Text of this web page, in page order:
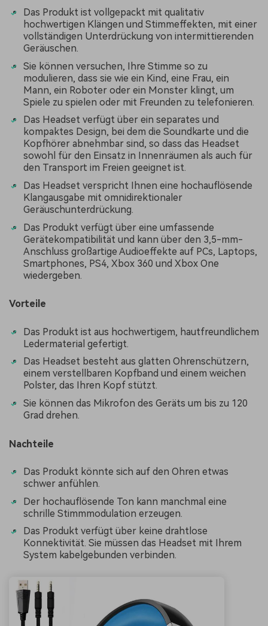
Das Produkt ist vollgepackt mit qualitativ
hochwertigen Klängen und Stimmeffekten, mit einer
vollständigen Unterdrückung von intermittierenden
Geräuschen.
Sie können versuchen, Ihre Stimme so zu
modulieren, dass sie wie ein Kind, eine Frau, ein
Mann, ein Roboter oder ein Monster klingt, um
Spiele zu spielen oder mit Freunden zu telefonieren.
Das Headset verfügt über ein separates und
kompaktes Design, bei dem die Soundkarte und die
Kopfhörer abnehmbar sind, so dass das Headset
sowohl für den Einsatz in Innenräumen als auch für
den Transport im Freien geeignet ist.
Das Headset verspricht Ihnen eine hochauflösende
Klangausgabe mit omnidirektionaler
Geräuschunterdrückung.
Das Produkt verfügt über eine umfassende
Gerätekompatibilität und kann über den 3,5-mm-
Anschluss großartige Audioeffekte auf PCs, Laptops,
Smartphones, PS4, Xbox 360 und Xbox One
wiedergeben.
Vorteile
Das Produkt ist aus hochwertigem, hautfreundlichem
Ledermaterial gefertigt.
Das Headset besteht aus glatten Ohrenschützern,
einem verstellbaren Kopfband und einem weichen
Polster, das Ihren Kopf stützt.
Sie können das Mikrofon des Geräts um bis zu 120
Grad drehen.
Nachteile
Das Produkt könnte sich auf den Ohren etwas
schwer anfühlen.
Der hochauflösende Ton kann manchmal eine
schrille Stimmmodulation erzeugen.
Das Produkt verfügt über keine drahtlose
Konnektivität. Sie müssen das Headset mit Ihrem
System kabelgebunden verbinden.